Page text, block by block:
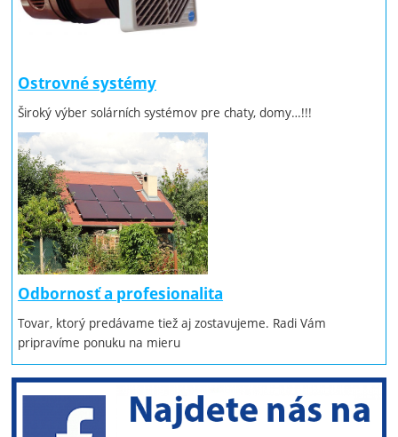
Ostrovné systémy
Široký výber solárních systémov pre chaty, domy…!!!
Odbornosť a profesionalita
Tovar, ktorý predávame tiež aj zostavujeme. Radi Vám
pripravíme ponuku na mieru